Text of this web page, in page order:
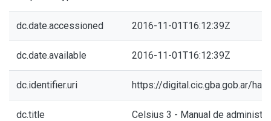
dc.date.accessioned 2016-11-01T16:12:39Z
dc.date.available 2016-11-01T16:12:39Z
dc.identifier.uri https://digital.cic.gba.gob.ar/
dc.title Celsius 3 - Manual de